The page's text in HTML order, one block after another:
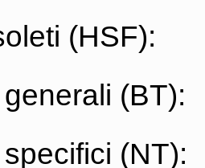
(HSF):
(BT):
(NT):